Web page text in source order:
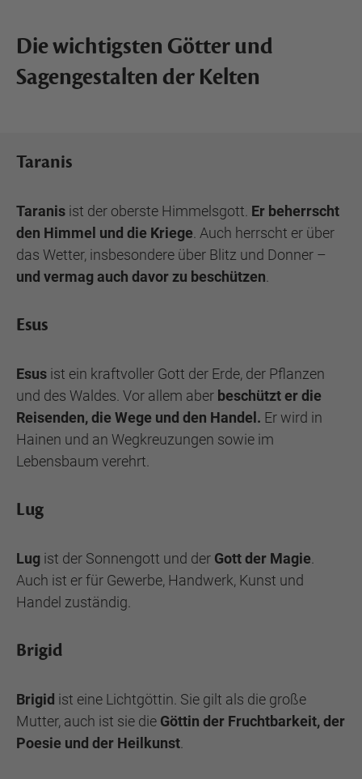
Die wichtigsten Götter und
Sagengestalten der Kelten
Taranis
Taranis ist der oberste Himmelsgott. Er beherrscht
den Himmel und die Kriege . Auch herrscht er über
das Wetter, insbesondere über Blitz und Donner –
und vermag auch davor zu beschützen
Esus
Esus ist ein kraftvoller Gott der Erde, der Pflanzen
und des Waldes. Vor allem aber beschützt er die
Reisenden, die Wege und den Handel. Er wird in
Hainen und an Wegkreuzungen sowie im
Lebensbaum verehrt.
Lug
Lug ist der Sonnengott und der Gott der Magie
Auch ist er für Gewerbe, Handwerk, Kunst und
Handel zuständig.
Brigid
Brigid ist eine Lichtgöttin. Sie gilt als die große
Mutter, auch ist sie die Göttin der Fruchtbarkeit, der
Poesie und der Heilkunst